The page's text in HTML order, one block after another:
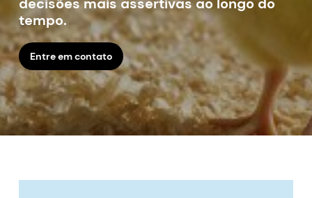
tempo.
Entre em contato